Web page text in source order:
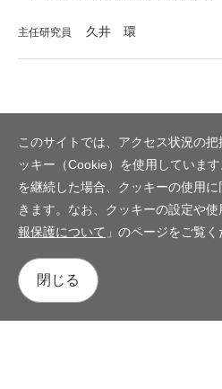
主任研究員 久井 環
このサイトでは、アクセス状況の
ッキー（Cookie）を使用していま
を継続した場合、クッキーの使用
きます。なお、クッキーの設定や
報保護について 」のページをご覧く
閉じる